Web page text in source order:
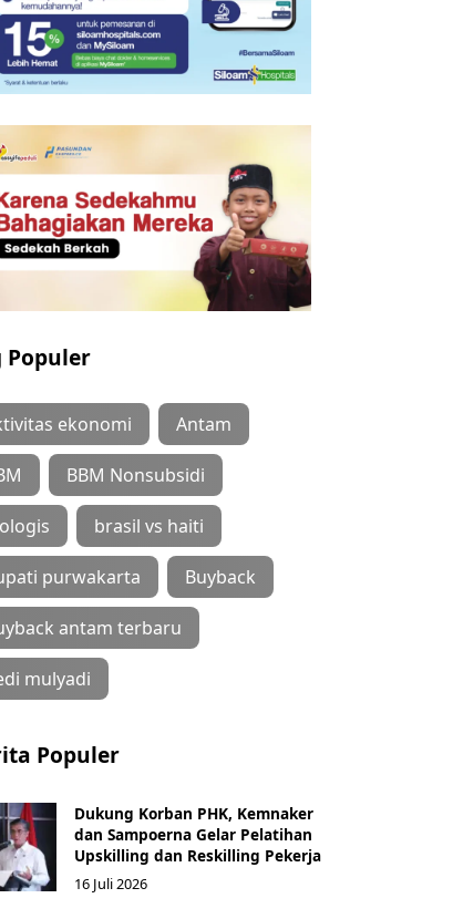
Populer
ekonomi Antam
BBM Nonsubsidi
brasil vs haiti
purwakarta Buyback
antam terbaru
mulyadi
Populer
Dukung Korban PHK, Kemnaker
dan Sampoerna Gelar Pelatihan
Upskilling dan Reskilling Pekerja
16 Juli 2026